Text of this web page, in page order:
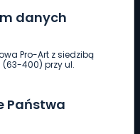
danych
Pro-Art z siedzibą
(63-400) przy ul.
Państwa